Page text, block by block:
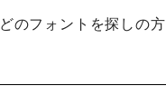
のフォントを探しの